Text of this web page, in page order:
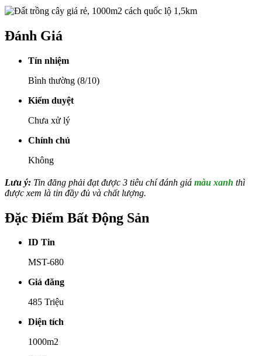
Đánh Giá
Tín nhiệm
Bình thường (8/10)
Kiểm duyệt
Chưa xử lý
Chính chủ
Không
Lưu ý: Tin đăng phải đạt được 3 tiêu chí đánh giá màu xanh thì
được xem là tin đầy đủ và chất lượng.
Đặc Điểm Bất Động Sản
ID Tin
MST-680
Giá đăng
485 Triệu
Diện tích
1000m2